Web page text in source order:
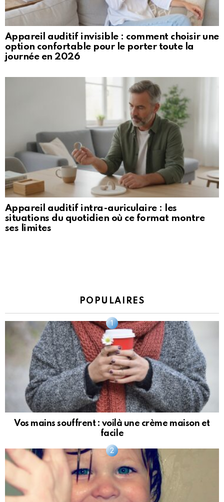
Appareil auditif invisible : comment choisir une
option confortable pour le porter toute la
journée en 2026
Appareil auditif intra-auriculaire : les
situations du quotidien où ce format montre
ses limites
POPULAIRES
Vos mains souffrent : voilà une crème maison et
facile